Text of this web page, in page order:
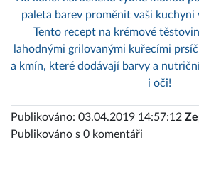
paleta barev proměnit vaši kuchyni
Tento recept na krémové
lahodnými grilovanými kuřecími
a kmín, které dodávají barvy a
i oči!
Publikováno: 03.04.2019 14:57:12
Publikováno s 0 komentáři